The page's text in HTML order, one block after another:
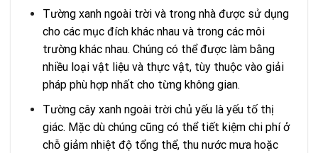
Tường xanh ngoài trời và trong nhà được sử dụng
cho các mục đích khác nhau và trong các môi
trường khác nhau. Chúng có thể được làm bằng
nhiều loại vật liệu và thực vật, tùy thuộc vào giải
pháp phù hợp nhất cho từng không gian.
Tường cây xanh ngoài trời chủ yếu là yếu tố thị
giác. Mặc dù chúng cũng có thể tiết kiệm chi phí ở
chỗ giảm nhiệt độ tổng thể, thu nước mưa hoặc